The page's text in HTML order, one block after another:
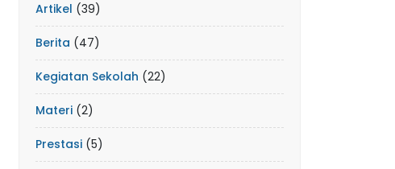
Artikel (39)
Berita (47)
Kegiatan Sekolah (22)
Materi (2)
Prestasi (5)